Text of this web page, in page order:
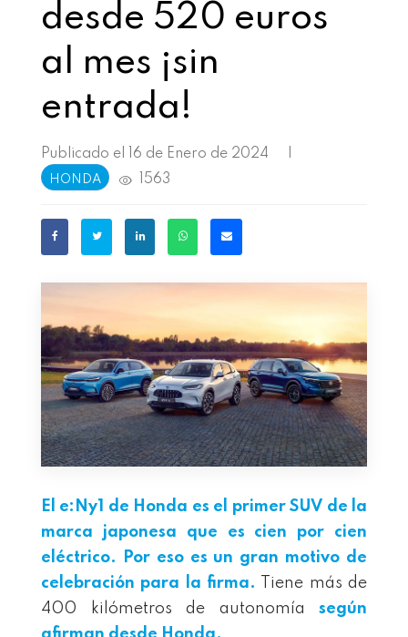
desde 520 euros
al mes ¡sin
entrada!
Publicado el 16 de Enero de 2024 |
HONDA 1563
El e:Ny1 de Honda es el primer SUV de la
marca japonesa que es cien por cien
eléctrico. Por eso es un gran motivo de
celebración para la firma.
Tiene más de
400 kilómetros de autonomía según